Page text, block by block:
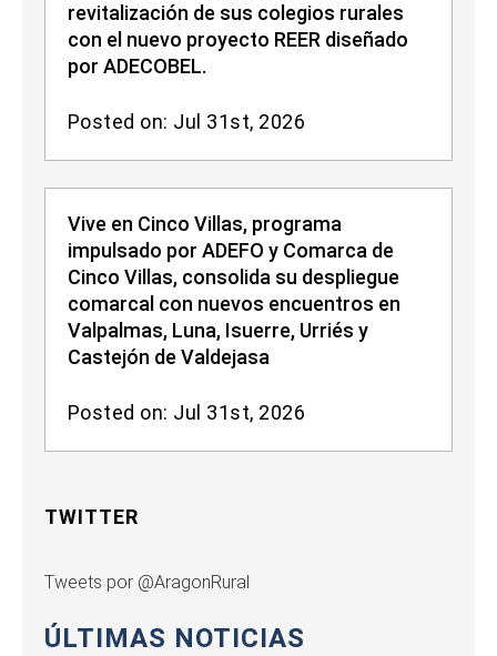
revitalización de sus colegios rurales
con el nuevo proyecto REER diseñado
por ADECOBEL.
Posted on: Jul 31st, 2026
Vive en Cinco Villas, programa
impulsado por ADEFO y Comarca de
Cinco Villas, consolida su despliegue
comarcal con nuevos encuentros en
Valpalmas, Luna, Isuerre, Urriés y
Castejón de Valdejasa
Posted on: Jul 31st, 2026
TWITTER
Tweets por @AragonRural
ÚLTIMAS NOTICIAS